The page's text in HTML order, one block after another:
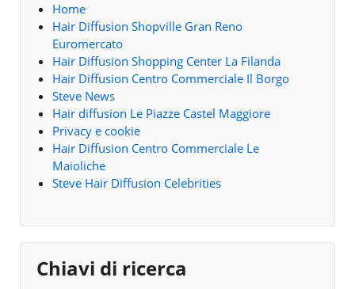
Home
Hair Diffusion Shopville Gran Reno
Euromercato
Hair Diffusion Shopping Center La Filanda
Hair Diffusion Centro Commerciale Il Borgo
Steve News
Hair diffusion Le Piazze Castel Maggiore
Privacy e cookie
Hair Diffusion Centro Commerciale Le
Maioliche
Steve Hair Diffusion Celebrities
Chiavi di ricerca